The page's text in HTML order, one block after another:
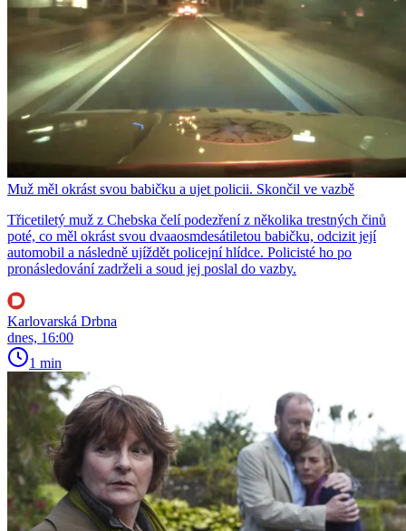
Muž měl okrást svou babičku a ujet policii. Skončil ve vazbě
Třicetiletý muž z Chebska čelí podezření z několika trestných činů
poté, co měl okrást svou dvaaosmdesátiletou babičku, odcizit její
automobil a následně ujíždět policejní hlídce. Policisté ho po
pronásledování zadrželi a soud jej poslal do vazby.
Karlovarská Drbna
dnes, 16:00
1 min